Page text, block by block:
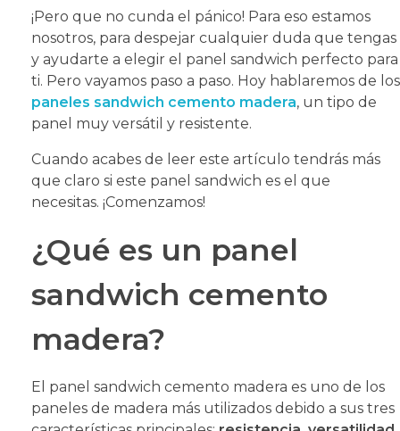
¡Pero que no cunda el pánico! Para eso estamos
nosotros, para despejar cualquier duda que tengas
y ayudarte a elegir el panel sandwich perfecto para
ti. Pero vayamos paso a paso. Hoy hablaremos de los
paneles sandwich cemento madera, un tipo de
panel muy versátil y resistente.
Cuando acabes de leer este artículo tendrás más
que claro si este panel sandwich es el que
necesitas. ¡Comenzamos!
¿Qué es un panel
sandwich cemento
madera?
El panel sandwich cemento madera es uno de los
paneles de madera más utilizados debido a sus tres